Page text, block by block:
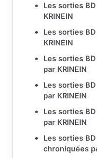
Les sorties
KRINEIN
Les sorties
KRINEIN
Les sorties
par KRINEIN
Les sorties
par KRINEIN
Les sorties
par KRINEIN
Les sorties
chroniquées